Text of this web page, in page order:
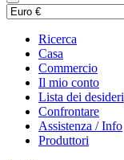
Ricerca
Casa
Commercio
Il mio conto
Lista dei desideri
Confrontare
Assistenza / Info
Produttori